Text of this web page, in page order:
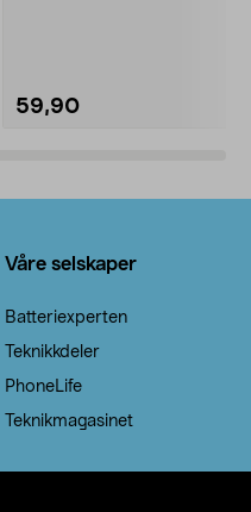
59,90
Våre selskaper
Batteriexperten
Teknikkdeler
PhoneLife
Teknikmagasinet